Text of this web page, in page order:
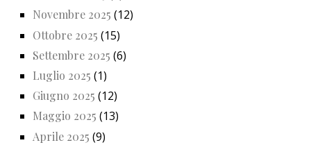
Novembre 2025 (12)
Ottobre 2025 (15)
Settembre 2025 (6)
Luglio 2025 (1)
Giugno 2025 (12)
Maggio 2025 (13)
Aprile 2025 (9)